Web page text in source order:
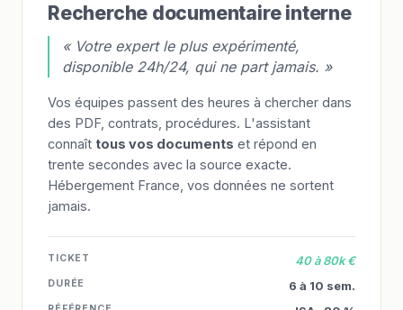
Recherche documentaire interne
« Votre expert le plus expérimenté,
disponible 24h/24, qui ne part jamais. »
Vos équipes passent des heures à chercher dans
des PDF, contrats, procédures. L'assistant
connaît tous vos documents et répond en
trente secondes avec la source exacte.
Hébergement France, vos données ne sortent
jamais.
TICKET 40 à 80k €
DURÉE 6 à 10 sem.